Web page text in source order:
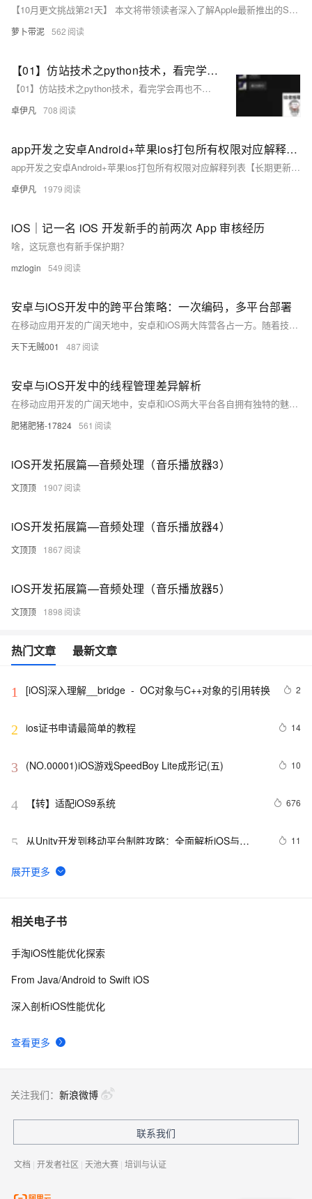
【10月更文挑战第21天】 本文将带领读者深入了解Apple最新推出的SwiftUI框架，这一革命性的用户界面构建工具为iOS开发者提供了一种声明式、高效且直观的方式来创建复杂的用户界面。通过分析SwiftUI的核心概念、主要特性以及在实际项目中的应用示例，我们将展示如何利用SwiftUI简化UI代码，提高开发效率，并保持应用程序的高性能和响应性。无论你是iOS开发的新手还是有经验的开发者，本文都将为你提供宝贵的见解和实用的指导。
萝卜带泥 562
【01】仿站技术之python技术，看完学会再也不用去购买收费工具了-用python扒一个app下载落地页-包括安卓android下载（简单）-ios苹果plist下载（稍微麻烦一丢丢）-客户的麻将软件需要下载落地页并且要做搜索引擎推广-本文用python语言快速开发爬取落地页下载-优雅草卓伊凡
【01】仿站技术之python技术，看完学会再也不用去购买收费工具了-用python扒一个app下载落地页-包括安卓android下载（简单）-ios苹果plist下载（稍微麻烦一丢丢）-客户的麻将软件需要下载落地页并且要做搜索引擎推广-本文用python语言快速开发爬取落地页下载-优雅草卓伊凡
卓伊凡 708
app开发之安卓Android+苹果ios打包所有权限对应解释列表【长期更新】-以及默认打包自动添加权限列表和简化后的基本打包权限列表以uniapp为例-优雅草央千澈
app开发之安卓Android+苹果ios打包所有权限对应解释列表【长期更新】-以及默认打包自动添加权限列表和简化后的基本打包权限列表以uniapp为例-优雅草央千澈
卓伊凡 1979
iOS｜记一名 iOS 开发新手的前两次 App 审核经历
啥，这玩意也有新手保护期？
mzlogin 549
安卓与iOS开发中的跨平台策略：一次编码，多平台部署
在移动应用开发的广阔天地中，安卓和iOS两大阵营各占一方。随着技术的发展，跨平台开发框架应运而生，它们承诺着“一次编码，到处运行”的便捷。本文将深入探讨跨平台开发的现状、挑战以及未来趋势，同时通过代码示例揭示跨平台工具的实际运用。
天下无贼001 487
安卓与iOS开发中的线程管理差异解析
在移动应用开发的广阔天地中，安卓和iOS两大平台各自拥有独特的魅力。如同东西方文化的差异，它们在处理多线程任务时也展现出不同的哲学。本文将带你穿梭于这两个平台之间，比较它们在线程管理上的核心理念、实现方式及性能考量，助你成为跨平台的编程高手。
肥猪肥猪-17824 561
iOS开发拓展篇—音频处理（音乐播放器3）
文顶顶 1907
iOS开发拓展篇—音频处理（音乐播放器4）
文顶顶 1867
iOS开发拓展篇—音频处理（音乐播放器5）
文顶顶 1898
热门文章 最新文章
1 [iOS]深入理解__bridge  -  OC对象与C++对象的引用转换 2
2 ios证书申请最简单的教程 14
3 (NO.00001)iOS游戏SpeedBoy Lite成形记(五) 10
4 【转】适配iOS9系统 676
5
从Unity开发到移动平台制胜攻略：全面解析iOS与
打造爆款手游不是梦——性能优化、广告集成与内购设
11
6 iOS 银行卡号有效性校验
7 iOS - Swift NSSize      尺寸
8 github上的一个开源kvo/kvb实现（ios),供参考
处理与局部变量
相关电子书
查看更多
手淘iOS性能优化探索
From Java/Android to Swift iOS
深入剖析iOS性能优化
关注我们： 新浪微博
联系我们
文档 | 开发者社区 | 天池大赛 | 培训与认证